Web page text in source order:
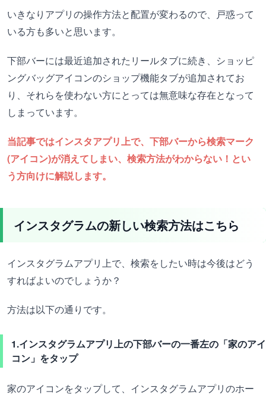
いきなりアプリの操作方法と配置が変わるので、戸惑って
いる方も多いと思います。
下部バーには最近追加されたリールタブに続き、ショッピ
ングバッグアイコンのショップ機能タブが追加されてお
り、それらを使わない方にとっては無意味な存在となって
しまっています。
当記事ではインスタアプリ上で、下部バーから検索マーク
(アイコン)が消えてしまい、検索方法がわからない！とい
う方向けに解説します。
インスタグラムの新しい検索方法はこちら
インスタグラムアプリ上で、検索をしたい時は今後はどう
すればよいのでしょうか？
方法は以下の通りです。
1.インスタグラムアプリ上の下部バーの一番左の「家のアイ
コン」をタップ
家のアイコンをタップして、インスタグラムアプリのホー